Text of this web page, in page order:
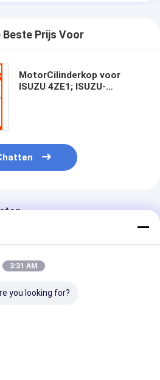
Beste Prijs Voor
MotorCilinderkop voor
ISUZU 4ZE1; ISUZU-
3:31 AM
you looking for?